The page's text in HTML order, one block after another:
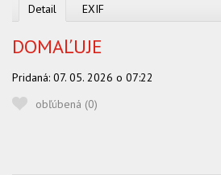
KALENDÁR AKCIÍ
Detail EXIF
DOMAĽUJE
Pridaná: 07. 05. 2026 o 07:22
obľúbená (0)